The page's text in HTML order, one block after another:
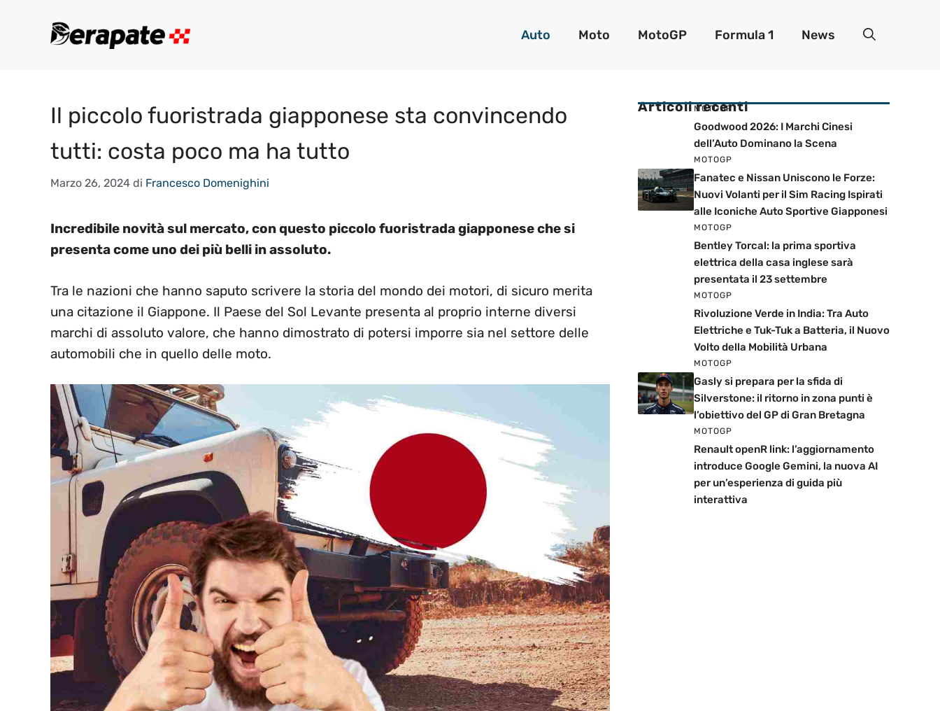
Auto Moto MotoGP Formula 1 News
Il piccolo fuoristrada giapponese sta convincendo
tutti: costa poco ma ha tutto
Marzo 26, 2024 di Francesco Domenighini
Incredibile novità sul mercato, con questo piccolo fuoristrada giapponese che si
presenta come uno dei più belli in assoluto.
Tra le nazioni che hanno saputo scrivere la storia del mondo dei motori, di sicuro merita
una citazione il Giappone. Il Paese del Sol Levante presenta al proprio interne diversi
marchi di assoluto valore, che hanno dimostrato di potersi imporre sia nel settore delle
automobili che in quello delle moto.
Articoli recenti
MOTOGP
Goodwood 2026: I Marchi Cinesi
dell’Auto Dominano la Scena
MOTOGP
Fanatec e Nissan Uniscono le Forze:
Nuovi Volanti per il Sim Racing Ispirati
alle Iconiche Auto Sportive Giapponesi
MOTOGP
Bentley Torcal: la prima sportiva
elettrica della casa inglese sarà
presentata il 23 settembre
MOTOGP
Rivoluzione Verde in India: Tra Auto
Elettriche e Tuk-Tuk a Batteria, il Nuovo
Volto della Mobilità Urbana
MOTOGP
Gasly si prepara per la sfida di
Silverstone: il ritorno in zona punti è
l’obiettivo del GP di Gran Bretagna
MOTOGP
Renault openR link: l’aggiornamento
introduce Google Gemini, la nuova AI
per un’esperienza di guida più
interattiva